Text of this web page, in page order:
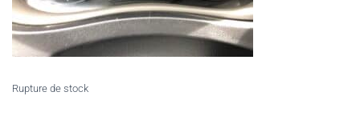
Rupture de stock